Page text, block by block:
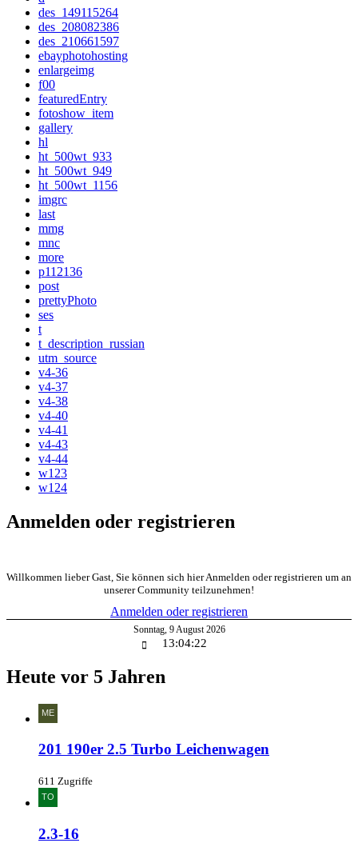
des_149115264
des_208082386
des_210661597
ebayphotohosting
enlargeimg
f00
featuredEntry
fotoshow_item
gallery
hl
ht_500wt_933
ht_500wt_949
ht_500wt_1156
imgrc
last
mmg
mnc
more
p112136
post
prettyPhoto
ses
t
t_description_russian
utm_source
v4-36
v4-37
v4-38
v4-40
v4-41
v4-43
v4-44
w123
w124
Anmelden oder registrieren
Willkommen lieber Gast, Sie können sich hier Anmelden oder registrieren um an
unserer Community teilzunehmen!
Anmelden oder registrieren
Sonntag, 9August 2026
13:04:23
Heute vor 5 Jahren
201 190er 2.5 Turbo Leichenwagen
611 Zugriffe
2.3-16